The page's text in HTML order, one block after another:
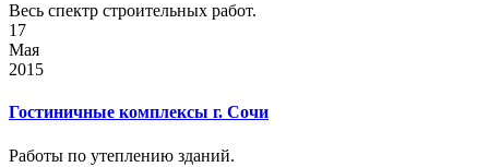
Весь спектр строительных работ.
17
Мая
2015
Гостиничные комплексы г. Сочи
Работы по утеплению зданий.